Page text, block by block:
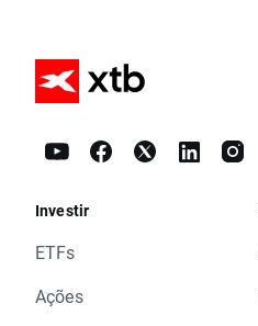
Investir
ETFs
Ações